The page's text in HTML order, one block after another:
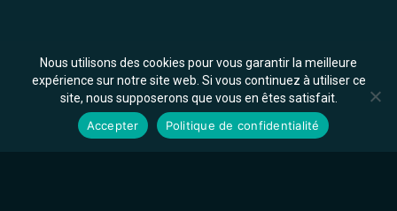
Métallerie
Garde-corps
Main courante
Nous utilisons des cookies pour vous garantir la meilleure
expérience sur notre site web. Si vous continuez à utiliser ce
site, nous supposerons que vous en êtes satisfait.
Accepter
Politique de confidentialité